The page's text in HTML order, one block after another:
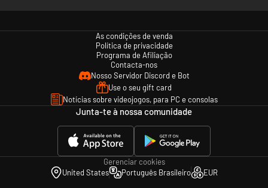
Aprimore, potencialize e infunda seus feitiços com diversos elementos e
aprimoramentos. Combine isso com seus Encantamentos, Missões,
Pergaminhos e com o número de magos no seu esquadrão, e o potencial
para um caos puro e desenfreado é infinito!
As condições de venda
Política de privacidade
Programa de Afiliação
Contacta-nos
Nosso Servidor Discord e Bot
Use o seu gift card
Notícias sobre videojogos, para PC e consolas
Junta-te à nossa comunidade
Gerenciar cookies
United States
Português Brasileiro EUR